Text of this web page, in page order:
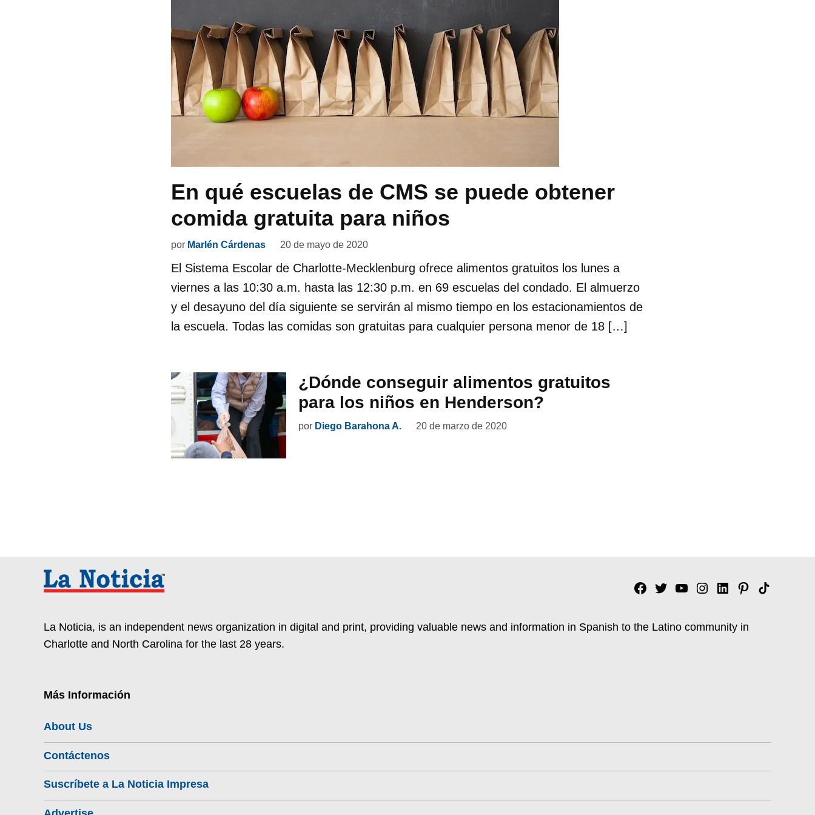
En qué escuelas de CMS se puede obtener
comida gratuita para niños
por Marlén Cárdenas 20 de mayo de 2020
El Sistema Escolar de Charlotte-Mecklenburg ofrece alimentos gratuitos los lunes a
viernes a las 10:30 a.m. hasta las 12:30 p.m. en 69 escuelas del condado. El almuerzo
y el desayuno del día siguiente se servirán al mismo tiempo en los estacionamientos de
la escuela. Todas las comidas son gratuitas para cualquier persona menor de 18 […]
¿Dónde conseguir alimentos gratuitos
para los niños en Henderson?
por Diego Barahona A. 20 de marzo de 2020
Facebook
TwitterYouTubeInstagram
Linkedin
Pinterest
Tik
La Noticia, is an independent news organization in digital and print, providing valuable news and information in Spanish to the Latino community in
Charlotte and North Carolina for the last 28 years.
Más Información
About Us
Contáctenos
Suscríbete a La Noticia Impresa